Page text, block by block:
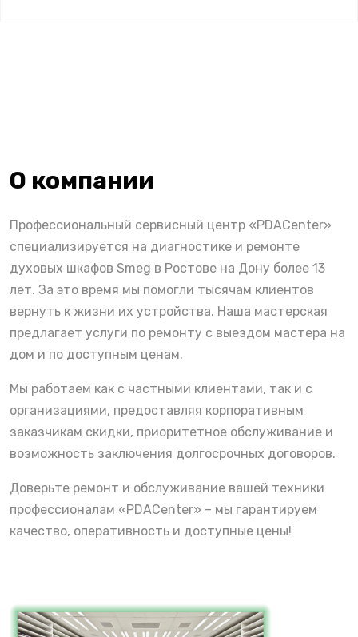
О компании
Профессиональный сервисный центр «PDACenter»
специализируется на диагностике и ремонте
духовых шкафов Smeg в Ростове на Дону более 13
лет. За это время мы помогли тысячам клиентов
вернуть к жизни их устройства. Наша мастерская
предлагает услуги по ремонту с выездом мастера на
дом и по доступным ценам.
Мы работаем как с частными клиентами, так и с
организациями, предоставляя корпоративным
заказчикам скидки, приоритетное обслуживание и
возможность заключения долгосрочных договоров.
Доверьте ремонт и обслуживание вашей техники
профессионалам «PDACenter» – мы гарантируем
качество, оперативность и доступные цены!